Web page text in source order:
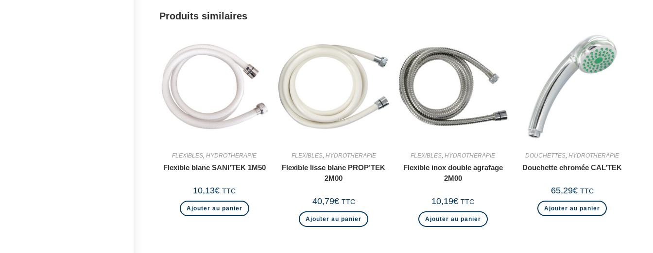
Produits similaires
FLEXIBLES,HYDROTHERAPIE
Flexible blanc SANI’TEK 1M50
10,13€ TTC
Ajouter au panier
FLEXIBLES, HYDROTHERAPIE
Flexible lisse blanc PROP’TEK
2M00
40,79€ TTC
Ajouter au panier
FLEXIBLES,HYDROTHERAPIE
Flexible inox double agrafage
2M00
10,19€ TTC
Ajouter au panier
DOUCHETTES,HYDROTHERAPIE
Douchette chromée CAL’TEK
65,29€ TTC
Ajouter au panier